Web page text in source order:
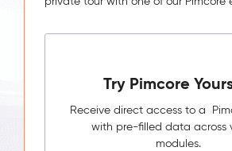
Try Pimcore
Receive direct access to a
with pre-filled data across
modules.